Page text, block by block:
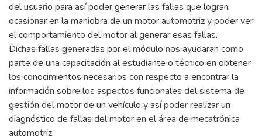
del usuario para así poder generar las fallas que logran
ocasionar en la maniobra de un motor automotriz y poder ver
el comportamiento del motor al generar esas fallas.
Dichas fallas generadas por el módulo nos ayudaran como
parte de una capacitación al estudiante o técnico en obtener
los conocimientos necesarios con respecto a encontrar la
información sobre los aspectos funcionales del sistema de
gestión del motor de un vehículo y así poder realizar un
diagnóstico de fallas del motor en el área de mecatrónica
automotriz.